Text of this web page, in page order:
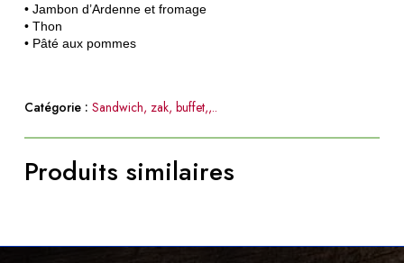
• Jambon d’Ardenne et fromage
• Thon
• Pâté aux pommes
Catégorie : Sandwich, zak, buffet,,..
Produits similaires